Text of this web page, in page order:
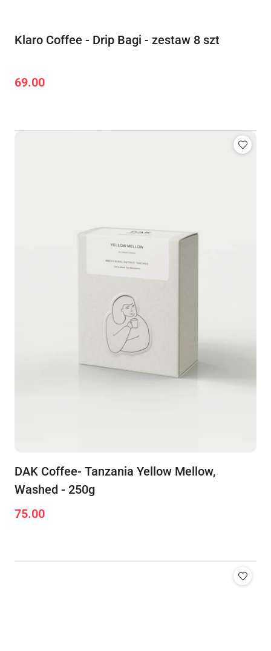
Klaro Coffee - Drip Bagi - zestaw 8 szt
Cena:
69.00
DAK Coffee- Tanzania Yellow Mellow,
Washed - 250g
Cena:
75.00